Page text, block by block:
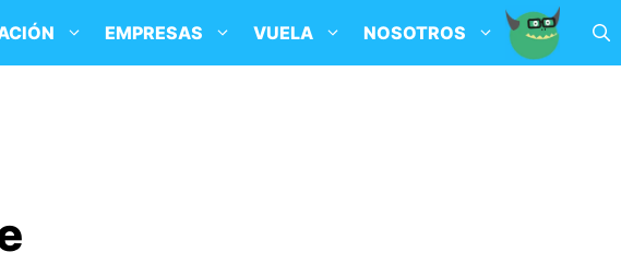
EMPRESAS VUELA NOSOTROS